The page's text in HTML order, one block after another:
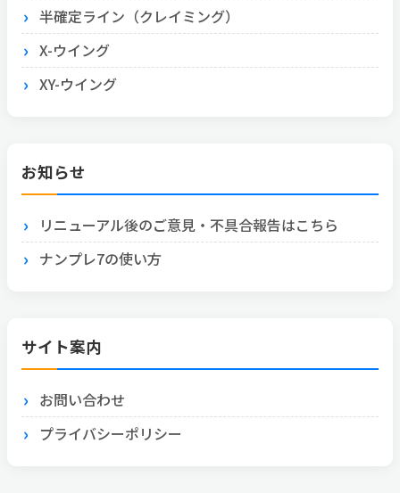
半確定ライン（クレイミング）
X-ウイング
XY-ウイング
お知らせ
リニューアル後のご意見・不具合報告はこちら
ナンプレ7の使い方
サイト案内
お問い合わせ
プライバシーポリシー